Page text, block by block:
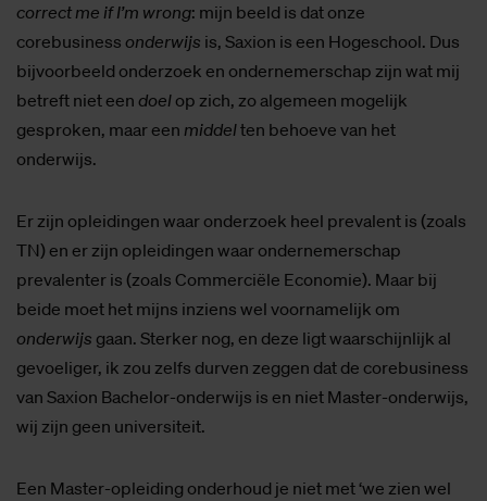
correct me if I’m wrong: mijn beeld is dat onze
corebusiness onderwijs is, Saxion is een Hogeschool. Dus
bijvoorbeeld onderzoek en ondernemerschap zijn wat mij
betreft niet een doel op zich, zo algemeen mogelijk
gesproken, maar een middelten behoeve van het
onderwijs.
Er zijn opleidingen waar onderzoek heel prevalent is (zoals
TN) en er zijn opleidingen waar ondernemerschap
prevalenter is (zoals Commerciële Economie). Maar bij
beide moet het mijns inziens wel voornamelijk om
onderwijs gaan. Sterker nog, en deze ligt waarschijnlijk al
gevoeliger, ik zou zelfs durven zeggen dat de corebusiness
van Saxion Bachelor-onderwijs is en niet Master-onderwijs,
wij zijn geen universiteit.
Een Master-opleiding onderhoud je niet met ‘we zien wel